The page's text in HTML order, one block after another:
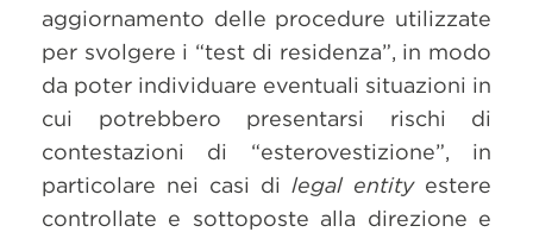
aggiornamento delle procedure utilizzate
per svolgere i “test di residenza”, in modo
da poter individuare eventuali situazioni in
cui potrebbero presentarsi rischi di
contestazioni di “esterovestizione”, in
particolare nei casi di legal entityestere
controllate e sottoposte alla direzione e